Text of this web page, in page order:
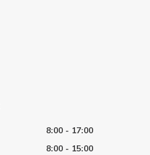
8:00 - 17:00
8:00 - 15:00